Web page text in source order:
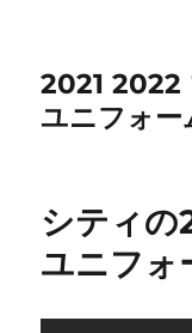
2021 2022
ユニフォー
シティ
ユニフォ